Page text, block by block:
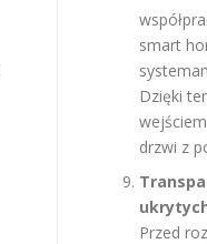
smart
Dzięki
drzwi z
Przed